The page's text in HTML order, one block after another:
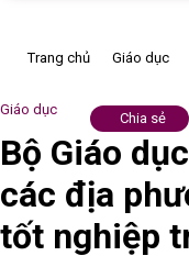
Trang chủ Giáo dục
Giáo dục
Chia sẻ
Bộ Giáo
các địa
tốt nghiệp